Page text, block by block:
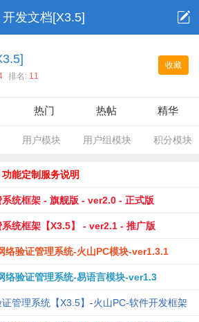
开发文档[X3.5]
收藏
排名: 11
热门 热帖 精华
用户模块 用户组模块 积分模块
能定制服务说明
统框架 - 旗舰版 - ver2.0 - 正式版
统框架【X3.5】 - ver2.1 - 推广版
络验证管理系统-火山PC模块-ver1.3.1
络验证管理系统-易语言模块-ver1.3
管理系统【X3.5】-火山PC-软件开发框架